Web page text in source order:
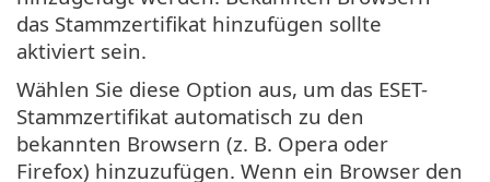
das Stammzertifikat hinzufügen sollte
aktiviert sein.
Wählen Sie diese Option aus, um das ESET-
Stammzertifikat automatisch zu den
bekannten Browsern (z. B. Opera oder
Firefox) hinzuzufügen. Wenn ein Browser den